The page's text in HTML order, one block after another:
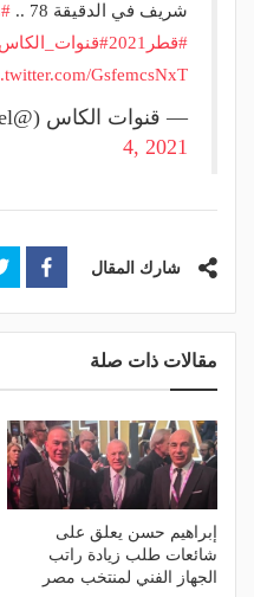
شريف في الدقيقة 78 ..
#قطر2021
#قنوات_الكاس
GsfemcsNxT
— قنوات الكاس (@alkasschannel)
4, 2021
شارك المقال
مقالات ذات صلة
إبراهيم حسن يعلق على
شائعات طلب زيادة راتب
الجهاز الفني لمنتخب مصر